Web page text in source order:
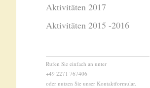
Aktivitäten 2017
Aktivitäten 2015 -2016
Rufen Sie einfach an unter
+49 2271 767406
oder nutzen Sie unser Kontaktformular.